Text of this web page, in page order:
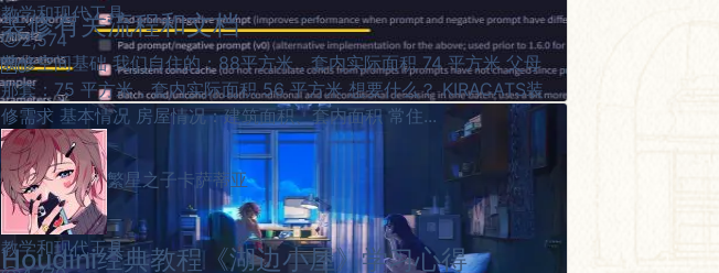
教学和现代工具
2,574
0
装修有关流程和文档
装修空间基础 我们自住的：88平方米，套内实际面积 74 平方米 父母
那套：75 平方米，套内实际面积 56 平方米 想要什么？ KIRACATS装
修需求 基本情况 房屋情况：建筑面积、套内面积 常住...
繁星之子卡萨蒂亚
教学和现代工具
Houdini经典教程《湖边小屋》学习心得